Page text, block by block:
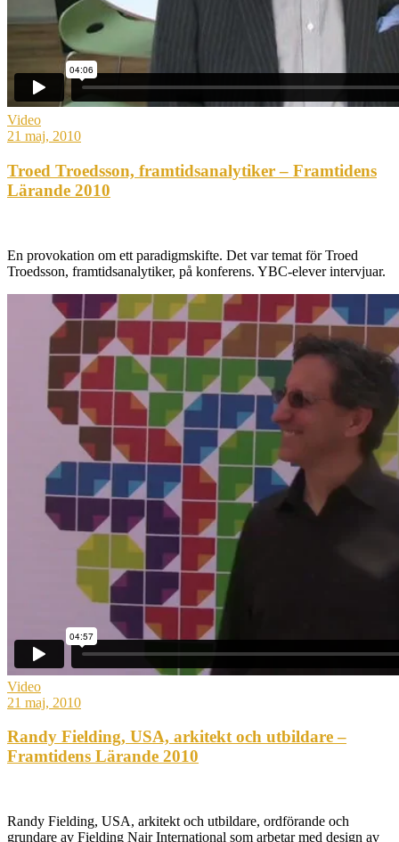
Video
21 maj, 2010
Troed Troedsson, framtidsanalytiker – Framtidens
Lärande 2010
En provokation om ett paradigmskifte. Det var temat för Troed
Troedsson, framtidsanalytiker, på konferens. YBC-elever intervjuar.
Video
21 maj, 2010
Randy Fielding, USA, arkitekt och utbildare –
Framtidens Lärande 2010
Randy Fielding, USA, arkitekt och utbildare, ordförande och
grundare av Fielding Nair International som arbetar med design av